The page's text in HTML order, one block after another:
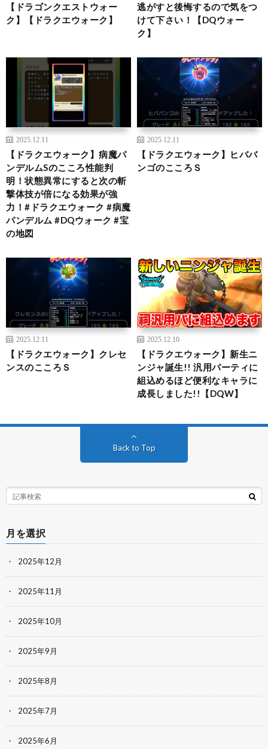
【ドラゴンクエストウォー
ク】【ドラクエウォーク】
逃がすと後悔するので気をつ
けて下さい！【DQウォー
ク】
2025.12.11
【ドラクエウォーク】病魔パ
ンデルムSのこころ性能判
明！状態異常にすると次の斬
撃体技が倍になる効果が強
力！#ドラクエウォーク #病魔
パンデルム #DQウォーク #宝
の地図
2025.12.11
【ドラクエウォーク】ヒババ
ンゴのこころＳ
2025.12.11
【ドラクエウォーク】クレセ
ンスのこころＳ
2025.12.10
【ドラクエウォーク】新生ニ
ンジャ誕生!! 汎用パーティに
組込めるほど便利なキャラに
成長しました!!【DQW】
Back to Top
月を選択
2025年12月
2025年11月
2025年10月
2025年9月
2025年8月
2025年7月
2025年6月